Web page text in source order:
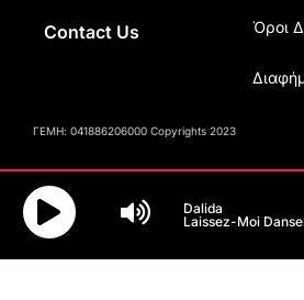
Contact Us Όροι
ΓΕΜΗ: 041886206000 Copyrights 2023
Dalida
Laissez-Moi